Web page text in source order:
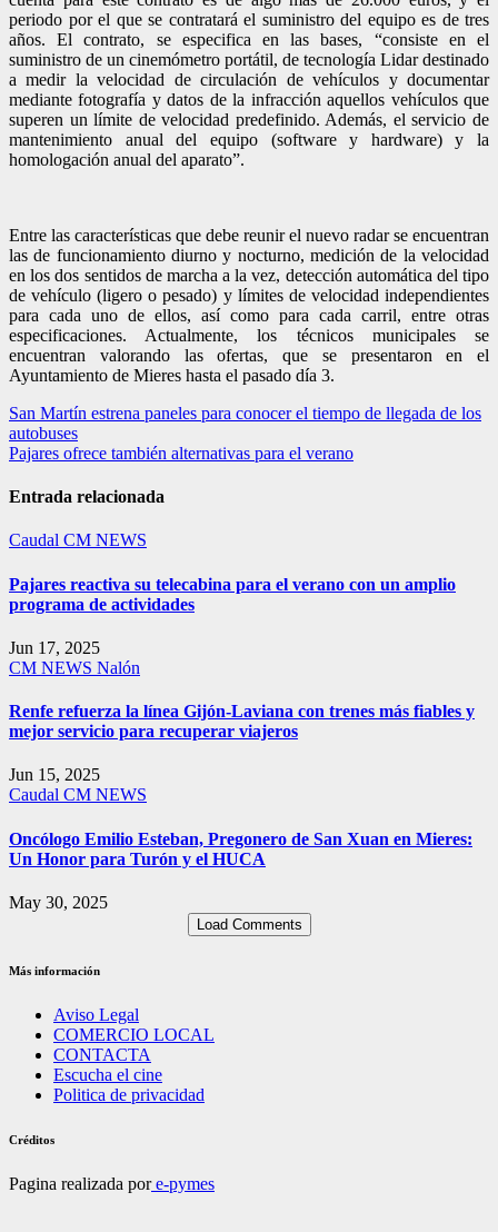
periodo por el que se contratará el suministro del equipo es de tres
años. El contrato, se especifica en las bases, “consiste en el
suministro de un cinemómetro portátil, de tecnología Lidar destinado
a medir la velocidad de circulación de vehículos y documentar
mediante fotografía y datos de la infracción aquellos vehículos que
superen un límite de velocidad predefinido. Además, el servicio de
mantenimiento anual del equipo (software y hardware) y la
homologación anual del aparato”.
Entre las características que debe reunir el nuevo radar se encuentran
las de funcionamiento diurno y nocturno, medición de la velocidad
en los dos sentidos de marcha a la vez, detección automática del tipo
de vehículo (ligero o pesado) y límites de velocidad independientes
para cada uno de ellos, así como para cada carril, entre otras
especificaciones. Actualmente, los técnicos municipales se
encuentran valorando las ofertas, que se presentaron en el
Ayuntamiento de Mieres hasta el pasado día 3.
Navegación
de
San Martín estrena paneles para conocer el tiempo de llegada de los
autobuses
Pajares ofrece también alternativas para el verano
Entrada relacionada
Caudal CM NEWS
Pajares reactiva su telecabina para el verano con un amplio
programa de actividades
Jun 17, 2025
CM NEWS Nalón
Renfe refuerza la línea Gijón-Laviana con trenes más fiables y
mejor servicio para recuperar viajeros
Jun 15, 2025
Caudal CM NEWS
Oncólogo Emilio Esteban, Pregonero de San Xuan en Mieres:
Un Honor para Turón y el HUCA
May 30, 2025
Load Comments
Más información
Aviso Legal
COMERCIO LOCAL
CONTACTA
Escucha el cine
Politica de privacidad
Créditos
Pagina realizada pore-pymes